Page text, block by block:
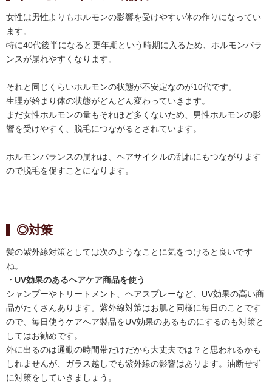
女性は男性よりもホルモンの影響を受けやすい体の作りになってい
ます。
特に40代後半になると更年期という時期に入るため、ホルモンバラ
ンスが崩れやすくなります。
それと同じくらいホルモンの状態が不安定なのが10代です。
生理が始まり体の状態がどんどん変わっていきます。
まだ女性ホルモンの量もそれほど多くないため、男性ホルモンの影
響を受けやすく、脱毛につながるとされています。
ホルモンバランスの崩れは、ヘアサイクルの乱れにもつながります
ので脱毛を促すことになります。
◎対策
髪の紫外線対策としては次のようなことに気をつけると良いです
ね。
・UV効果のあるヘアケア商品を使う
シャンプーやトリートメント、ヘアスプレーなど、UV効果の高い商
品がたくさんあります。紫外線対策はお肌と同様に毎日のことです
ので、毎日使うケアへア製品をUV効果のあるものにするのも対策と
してはお勧めです。
外に出るのは通勤の時間帯だけだから大丈夫では？と思われるかも
しれませんが、ガラス越しでも紫外線の影響はあります。油断せず
に対策をしていきましょう。